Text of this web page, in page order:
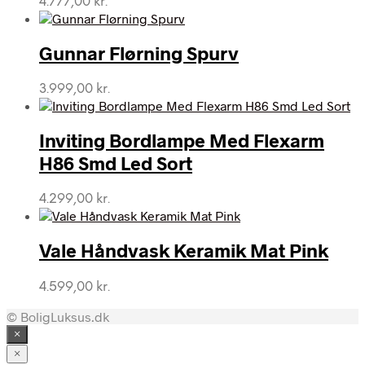
Gunnar Flørning Spurv
3.999,00 kr.
Inviting Bordlampe Med Flexarm
H86 Smd Led Sort
4.299,00 kr.
Vale Håndvask Keramik Mat Pink
4.599,00 kr.
© BoligLuksus.dk
×
×